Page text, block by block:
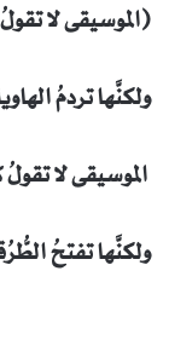
(الموسيقى لا
ولكنَّها تردمُ
الموسيقى لا تقولُ
ولكنَّها تفتحُ